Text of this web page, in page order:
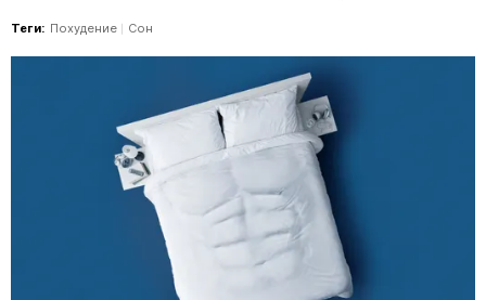
Теги: Похудение Сон